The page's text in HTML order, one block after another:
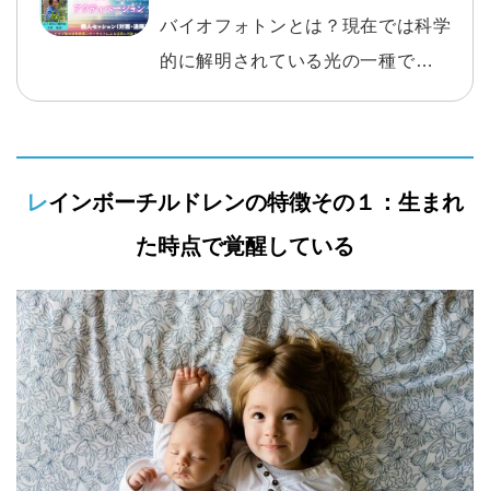
ン）』
バイオフォトンとは？現在では科学
的に解明されている光の一種です。
そのバイオフォトンをチャージし活
に施術をし、驚くべき成果が出てい
ます。ほんの一例ですが、腰痛、肩
疲労などの改善は数えきれないほど
あります。
レインボーチルドレンの特徴その１：生まれ
た時点で覚醒している